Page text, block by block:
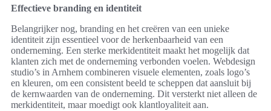
Effectieve branding en identiteit
Belangrijker nog, branding en het creëren van een unieke
identiteit zijn essentieel voor de herkenbaarheid van een
onderneming. Een sterke merkidentiteit maakt het mogelijk dat
klanten zich met de onderneming verbonden voelen. Webdesign
studio’s in Arnhem combineren visuele elementen, zoals logo’s
en kleuren, om een consistent beeld te scheppen dat aansluit bij
de kernwaarden van de onderneming. Dit versterkt niet alleen de
merkidentiteit, maar moedigt ook klantloyaliteit aan.